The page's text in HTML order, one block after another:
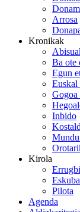
Arrosa
Kronikak
Ba ote
Egun
Euskal
Gogoa
Inbido
Mundu
Kirola
Pilota
Agenda